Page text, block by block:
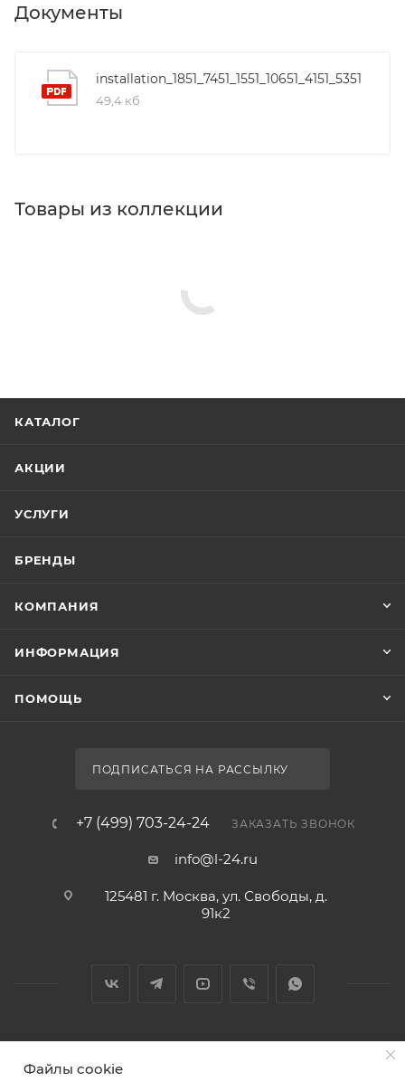
Документы
installation_1851_7451_1551_10651_4151_5351
49,4 кб
Товары из коллекции
КАТАЛОГ
АКЦИИ
УСЛУГИ
БРЕНДЫ
КОМПАНИЯ
ИНФОРМАЦИЯ
ПОМОЩЬ
ПОДПИСАТЬСЯ НА РАССЫЛКУ
+7 (499) 703-24-24 ЗАКАЗАТЬ ЗВОНОК
info@l-24.ru
125481 г. Москва, ул. Свободы, д.
91к2
Файлы cookie